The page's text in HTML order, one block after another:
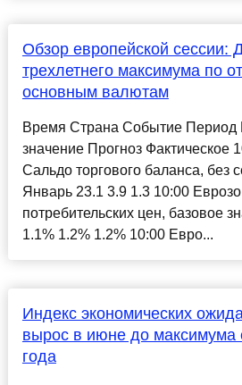
Обзор европейской сессии:
трехлетнего максимума по
основным валютам
Время Страна Событие
значение Прогноз Фактическое
Сальдо торгового баланса, без
Январь 23.1 3.9 1.3 10:00
потребительских цен, базовое
1.1% 1.2% 1.2% 10:00 Евро...
Индекс экономических
вырос в июне до максимума
года